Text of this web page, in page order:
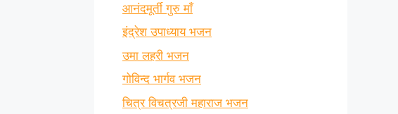
आनंदमूर्ती गुरु माँ
इंद्रेश उपाध्याय भजन
उमा लहरी भजन
गोविन्द भार्गव भजन
चित्र विचत्रजी महाराज भजन